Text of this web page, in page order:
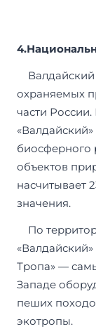
Валдайский
охраняемых
части
объектов
насчитывает
значения.
По
Тропа» —
Западе
пеших
экотропы.